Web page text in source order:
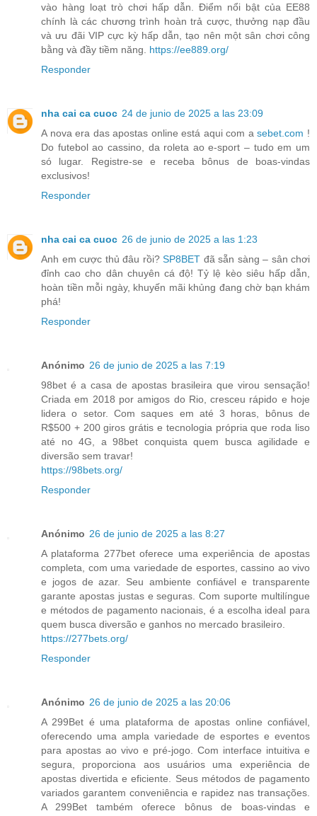
vào hàng loạt trò chơi hấp dẫn. Điểm nổi bật của EE88
chính là các chương trình hoàn trả cược, thưởng nạp đầu
và ưu đãi VIP cực kỳ hấp dẫn, tạo nên một sân chơi công
bằng và đầy tiềm năng. https://ee889.org/
Responder
nha cai ca cuoc 24 de junio de 2025 a las 23:09
A nova era das apostas online está aqui com asebet.com !
Do futebol ao cassino, da roleta ao e-sport – tudo em um
só lugar. Registre-se e receba bônus de boas-vindas
exclusivos!
Responder
nha cai ca cuoc 26 de junio de 2025 a las 1:23
Anh em cược thủ đâu rồi? SP8BET đã sẵn sàng – sân chơi
đỉnh cao cho dân chuyên cá độ! Tỷ lệ kèo siêu hấp dẫn,
hoàn tiền mỗi ngày, khuyến mãi khủng đang chờ bạn khám
phá!
Responder
Anónimo 26 de junio de 2025 a las 7:19
98bet é a casa de apostas brasileira que virou sensação!
Criada em 2018 por amigos do Rio, cresceu rápido e hoje
lidera o setor. Com saques em até 3 horas, bônus de
R$500 + 200 giros grátis e tecnologia própria que roda liso
até no 4G, a 98bet conquista quem busca agilidade e
diversão sem travar!
https://98bets.org/
Responder
Anónimo 26 de junio de 2025 a las 8:27
A plataforma 277bet oferece uma experiência de apostas
completa, com uma variedade de esportes, cassino ao vivo
e jogos de azar. Seu ambiente confiável e transparente
garante apostas justas e seguras. Com suporte multilíngue
e métodos de pagamento nacionais, é a escolha ideal para
quem busca diversão e ganhos no mercado brasileiro.
https://277bets.org/
Responder
Anónimo 26 de junio de 2025 a las 20:06
A 299Bet é uma plataforma de apostas online confiável,
oferecendo uma ampla variedade de esportes e eventos
para apostas ao vivo e pré-jogo. Com interface intuitiva e
segura, proporciona aos usuários uma experiência de
apostas divertida e eficiente. Seus métodos de pagamento
variados garantem conveniência e rapidez nas transações.
A 299Bet também oferece bônus de boas-vindas e